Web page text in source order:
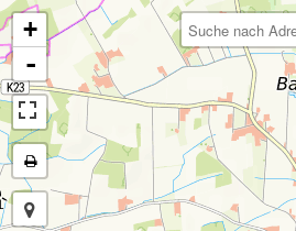
+
-